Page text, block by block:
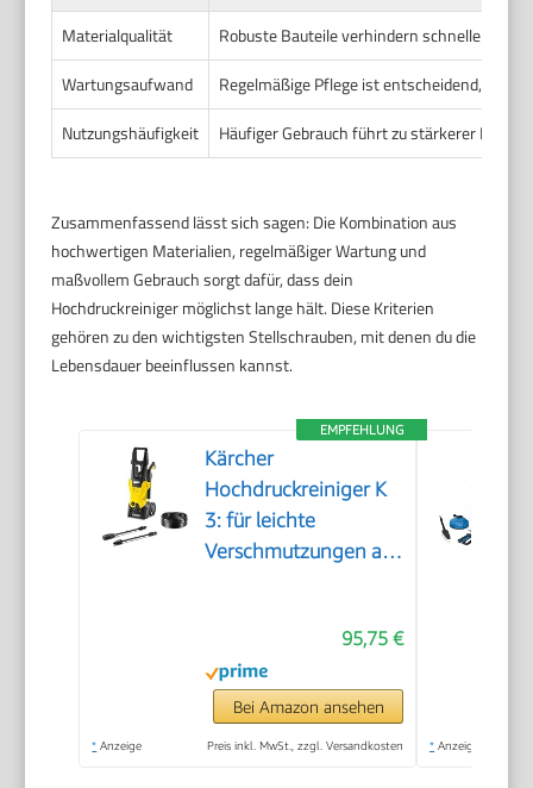
Materialqualität
Robuste Bauteile verhindern schnellen
Wartungsaufwand
Regelmäßige Pflege ist entscheidend, um
Nutzungshäufigkeit
Häufiger Gebrauch führt zu stärkerer
Zusammenfassend lässt sich sagen: Die Kombination aus
hochwertigen Materialien, regelmäßiger Wartung und
maßvollem Gebrauch sorgt dafür, dass dein
Hochdruckreiniger möglichst lange hält. Diese Kriterien
gehören zu den wichtigsten Stellschrauben, mit denen du die
Lebensdauer beeinflussen kannst.
EMPFEHLUNG
Kärcher
Hochdruckreiniger K
3: für leichte
Verschmutzungen an
Motorrädern & Co.
Flächenleistung 25
m²/h. Mit Pistole, 6 m
Hochdruckschlauch
95,75 €
Bei Amazon ansehen
* Anzeige Preis inkl. MwSt., zzgl. Versandkosten * Anzeige